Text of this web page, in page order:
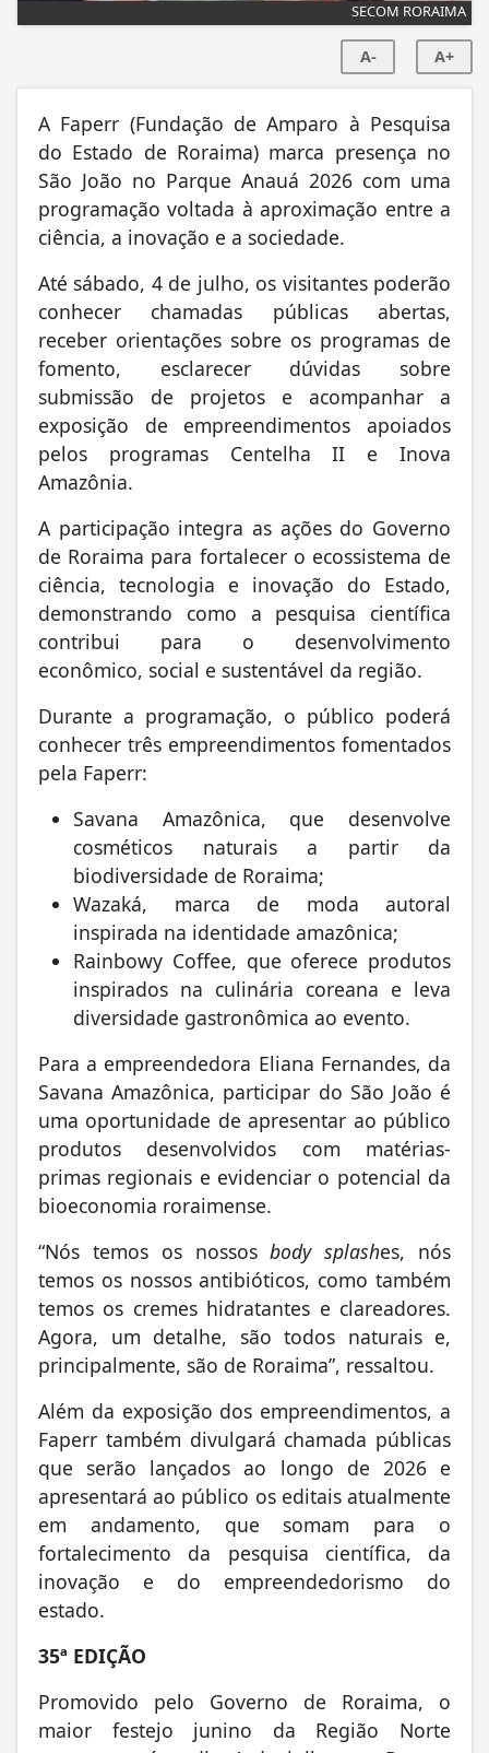
SECOM RORAIMA
A- A+
A Faperr (Fundação de Amparo à Pesquisa
do Estado de Roraima) marca presença no
São João no Parque Anauá 2026 com uma
programação voltada à aproximação entre a
ciência, a inovação e a sociedade.
Até sábado, 4 de julho, os visitantes poderão
conhecer chamadas públicas abertas,
receber orientações sobre os programas de
fomento, esclarecer dúvidas sobre
submissão de projetos e acompanhar a
exposição de empreendimentos apoiados
pelos programas Centelha II e Inova
Amazônia.
A participação integra as ações do Governo
de Roraima para fortalecer o ecossistema de
ciência, tecnologia e inovação do Estado,
demonstrando como a pesquisa científica
contribui para o desenvolvimento
econômico, social e sustentável da região.
Durante a programação, o público poderá
conhecer três empreendimentos fomentados
pela Faperr:
Savana Amazônica, que desenvolve
cosméticos naturais a partir da
biodiversidade de Roraima;
Wazaká, marca de moda autoral
inspirada na identidade amazônica;
Rainbowy Coffee, que oferece produtos
inspirados na culinária coreana e leva
diversidade gastronômica ao evento.
Para a empreendedora Eliana Fernandes, da
Savana Amazônica, participar do São João é
uma oportunidade de apresentar ao público
produtos desenvolvidos com matérias-
primas regionais e evidenciar o potencial da
bioeconomia roraimense.
“Nós temos os nossosbody splashes, nós
temos os nossos antibióticos, como também
temos os cremes hidratantes e clareadores.
Agora, um detalhe, são todos naturais e,
principalmente, são de Roraima”, ressaltou.
Além da exposição dos empreendimentos, a
Faperr também divulgará chamada públicas
que serão lançados ao longo de 2026 e
apresentará ao público os editais atualmente
em andamento, que somam para o
fortalecimento da pesquisa científica, da
inovação e do empreendedorismo do
estado.
35ª EDIÇÃO
Promovido pelo Governo de Roraima, o
maior festejo junino da Região Norte